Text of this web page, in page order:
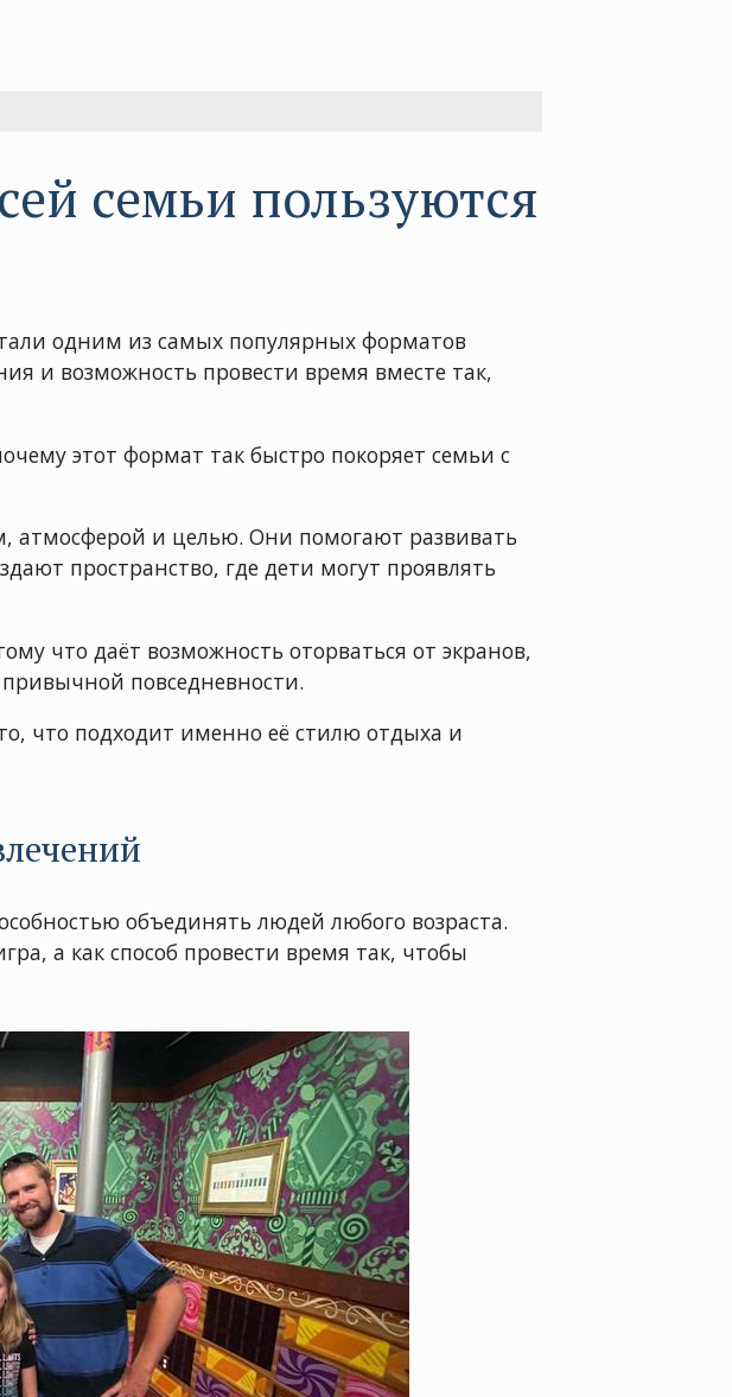
семьи пользуются
одним из самых популярных форматов
и возможность провести время вместе так,
этот формат так быстро покоряет семьи с
атмосферой и целью. Они помогают развивать
пространство, где дети могут проявлять
что даёт возможность оторваться от экранов,
повседневности.
что подходит именно её стилю отдыха и
объединять людей любого возраста.
а как способ провести время так, чтобы